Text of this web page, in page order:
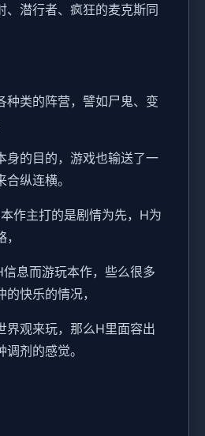
、潜行者、疯狂的麦克斯同
种类的阵营，譬如尸鬼、变
身的目的，游戏也输送了一
纵连横。
作主打的是剧情为先，H为
息而游玩本作，些么很多
快乐的情况，
界观来玩，那么H里面容出
剂的感觉。